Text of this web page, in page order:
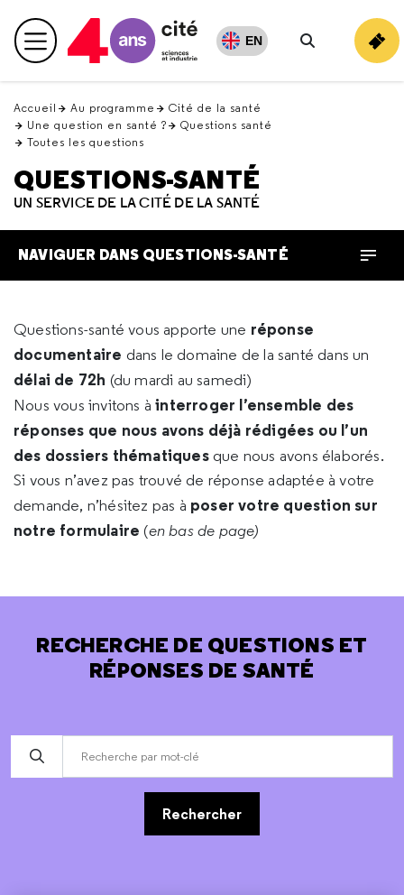
en
haut Menu principal EN
Rechercher
Accueil Au programme
Cité de la santé
Une question en santé ?
Questions santé
Toutes les questions
QUESTIONS-SANTÉ
UN SERVICE DE LA CITÉ DE LA SANTÉ
NAVIGUER DANS QUESTIONS-SANTÉ
Questions-santé vous apporte une réponse
documentaire dans le domaine de la santé dans un
délai de 72h (du mardi au samedi)
Nous vous invitons àinterroger l’ensemble des
réponses que nous avons déjà rédigées ou l’un
des dossiers thématiques que nous avons élaborés.
Si vous n’avez pas trouvé de réponse adaptée à votre
demande, n’hésitez pas à poser votre question sur
notre formulaire (en bas de page)
RECHERCHE DE QUESTIONS ET
RÉPONSES DE SANTÉ
Rechercher